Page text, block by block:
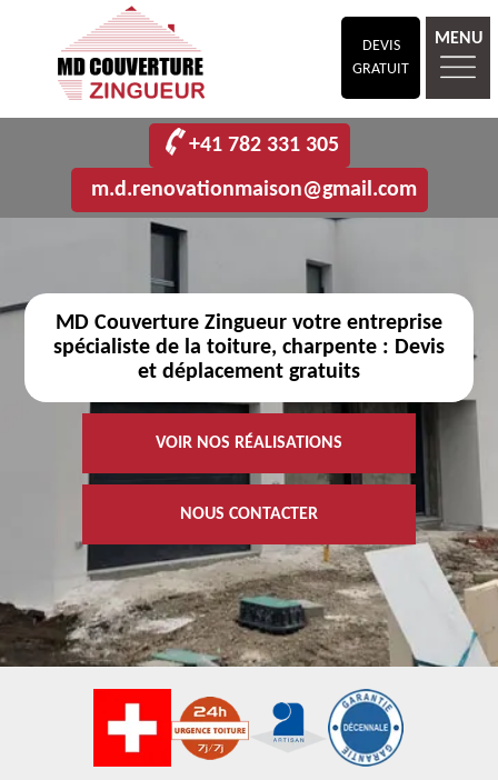
DEVIS
GRATUIT
MENU
+41 782 331 305
m.d.renovationmaison@gmail.com
MD Couverture Zingueur votre entreprise
spécialiste de la toiture, charpente : Devis
et déplacement gratuits
VOIR NOS RÉALISATIONS
NOUS CONTACTER